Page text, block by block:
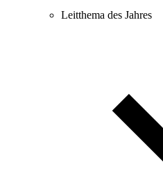
Leitthema des Jahres